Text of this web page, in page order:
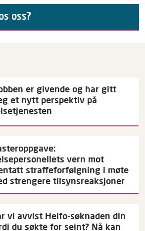
oss?
er givende og har gitt
et nytt perspektiv på
vern mot
straffeforfølgning i møte
strengere tilsynsreaksjoner
vi avvist Helfo-søknaden din
du søkte for seint? Nå kan